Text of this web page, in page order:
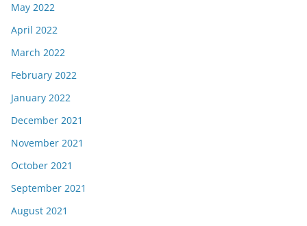
May 2022
April 2022
March 2022
February 2022
January 2022
December 2021
November 2021
October 2021
September 2021
August 2021